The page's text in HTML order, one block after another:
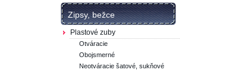
Zipsy, bežce
Plastové zuby
Otváracie
Obojsmerné
Neotváracie šatové, sukňové